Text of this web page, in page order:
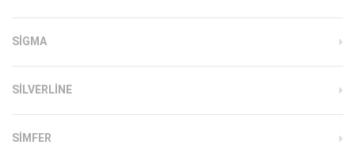
SIGMA
SILVERLINE
SIMFER